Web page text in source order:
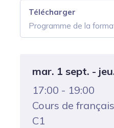
Télécharger
Programme de la
mar. 1 sept. -
17:00 - 19:00
Cours de
C1